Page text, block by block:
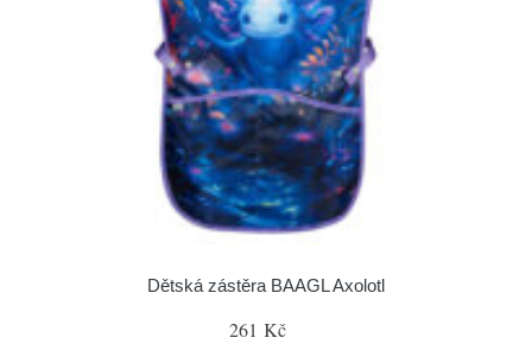
Dětská zástěra BAAGL Axolotl
261 Kč